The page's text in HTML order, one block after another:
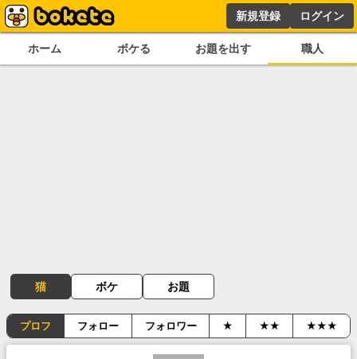
新規登録 ログイン
ホーム ボケる お題を出す 職人
猫 ボケ お題
プロフ フォロー フォロワー ★ ★★ ★★★